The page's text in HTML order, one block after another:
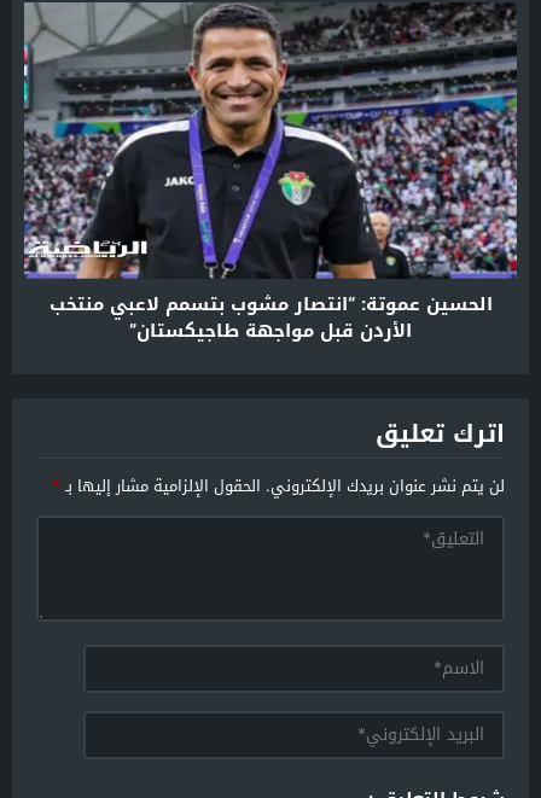
الحسين عموتة: “انتصار مشوب بتسمم لاعبي منتخب
الأردن قبل مواجهة طاجيكستان”
اترك تعليق
لن يتم نشر عنوان بريدك الإلكتروني. الحقول الإلزامية مشار إليها بـ*